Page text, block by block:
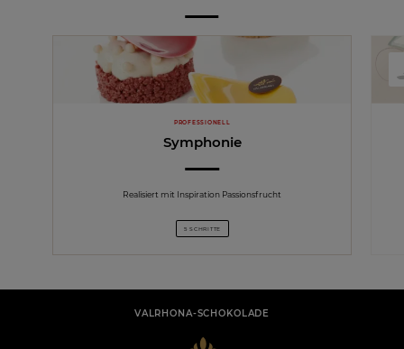
PROFESSIONELL
Symphonie
Realisiert mit Inspiration Passionsfrucht
5 SCHRITTE
VALRHONA-SCHOKOLADE